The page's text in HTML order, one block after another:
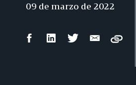
09 de marzo de 2022
CompartirCompartirCompartirCompartir
electrónico
Copy